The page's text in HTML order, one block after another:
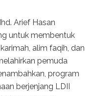
Arief Hasan
untuk membentuk
alim faqih, dan
pemuda
program
berjenjang LDII